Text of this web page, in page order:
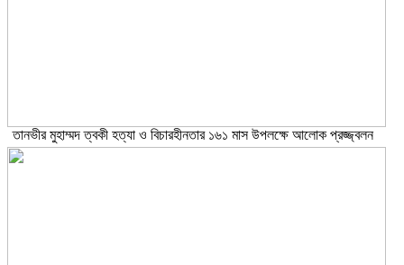
তানভীর মুহাম্মদ ত্বকী হত্যা ও বিচারহীনতার ১৬১ মাস উপলক্ষে আলোক প্রজ্জ্বলন